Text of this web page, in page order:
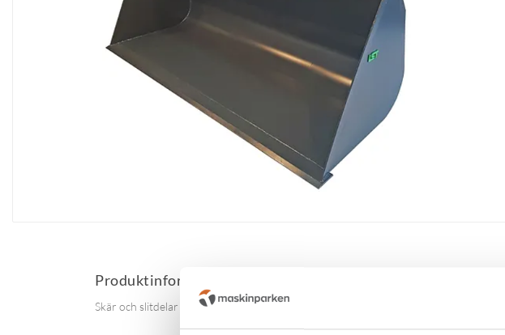
Produktinformation
Skär och slitdelar i material med en hårdhet av 450 HB